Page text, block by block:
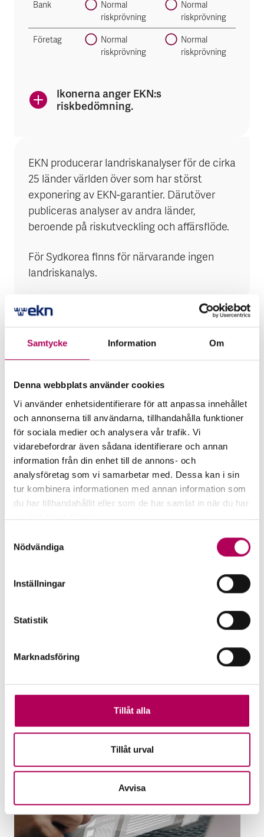
Samtycke Information Om
Denna webbplats använder cookies
Vi använder enhetsidentifierare för att anpassa innehållet
och annonserna till användarna, tillhandahålla funktioner
för sociala medier och analysera vår trafik. Vi
vidarebefordrar även sådana identifierare och annan
information från din enhet till de annons- och
analysföretag som vi samarbetar med. Dessa kan i sin
tur kombinera informationen med annan information som
du har tillhandahållit eller som de har samlat in när du har
använt deras tjänster.
personuppgifter.
Nödvändiga
Inställningar
Statistik
Marknadsföring
Tillåt alla
Tillåt urval
Avvisa
Bank
Normal
riskprövning
Normal
riskprövning
Företag
Normal
riskprövning
Normal
riskprövning
Ikonerna anger EKN:s
riskbedömning.
EKN producerar landriskanalyser för de cirka
25 länder världen över som har störst
exponering av EKN-garantier. Därutöver
publiceras analyser av andra länder,
beroende på riskutveckling och affärsflöde.
För Sydkorea finns för närvarande ingen
landriskanalys.
Mer för dig som vill exportera
till Sydkorea
EKN:s garantier
uteblivna betalningar och hjälper banker
att stötta företag. Vilken garanti passar
EKN:s garantier